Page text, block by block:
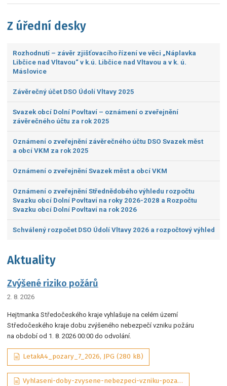
Z úřední desky
Rozhodnutí – závěr zjišťovacího řízení ve věci „Náplavka
Libčice nad Vltavou“ v k.ú. Libčice nad Vltavou a v k. ú.
Máslovice
Závěrečný účet DSO Údolí Vltavy 2025
Svazek obcí Dolní Povltaví – oznámení o zveřejnění
závěrečného účtu za rok 2025
Oznámení o zveřejnění závěrečného účtu DSO Svazek měst
a obcí VKM za rok 2025
Oznámení o zveřejnění Svazek měst a obcí VKM
Oznámení o zveřejnění Střednědobého výhledu rozpočtu
Svazku obcí Dolní Povltaví na roky 2026-2028 a Rozpočtu
Svazku obcí Dolní Povltaví na rok 2026
Schválený rozpočet DSO Údolí Vltavy 2026 a rozpočtový výhled
Aktuality
Zvýšené riziko požárů
2. 8. 2026
Hejtmanka Středočeského kraje vyhlašuje na celém území
Středočeského kraje dobu zvýšeného nebezpečí vzniku požáru
na období od 1. 8. 2026 00:00 do odvolání.
LetakA4_pozary_7_2026, JPG (280 kB)
Vyhlaseni-doby-zvysene-nebezpeci-vzniku-pozaru-07-2026-sig_aDQP3Wd, PDF (292 kB)